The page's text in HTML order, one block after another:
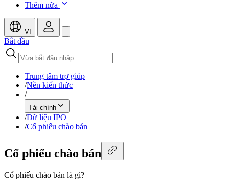
Thêm nữa
VI
Bắt đầu
Trung tâm trợ giúp
/Nền kiến thức
/
Tài chính
/Dữ liệu IPO
/Cổ phiếu chào bán
Cổ phiếu chào bán
Cổ phiếu chào bán là gì?